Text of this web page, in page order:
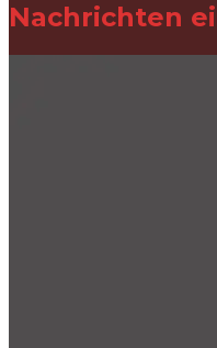
Nachrichten